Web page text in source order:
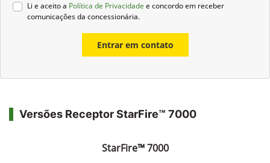
Li e aceito a Política de Privacidade e concordo em receber
comunicações da concessionária.
Entrar em contato
Versões Receptor StarFire™ 7000
StarFire™ 7000